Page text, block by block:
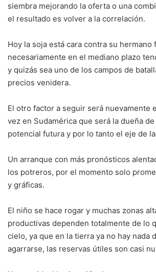
siembra mejorando la oferta o una
el resultado es volver a la correlación.
Hoy la soja está cara contra su hermano
necesariamente en el mediano plazo
y quizás sea uno de los campos de
precios venidera.
El otro factor a seguir será nuevamente
vez en Sudamérica que será la dueña
potencial futura y por lo tanto el eje de
Un arranque con más pronósticos
los potreros, por el momento solo
y gráficas.
El niño se hace rogar y muchas zonas
productivas dependen totalmente de lo
cielo, ya que en la tierra ya no hay nada
agarrarse, las reservas útiles son casi